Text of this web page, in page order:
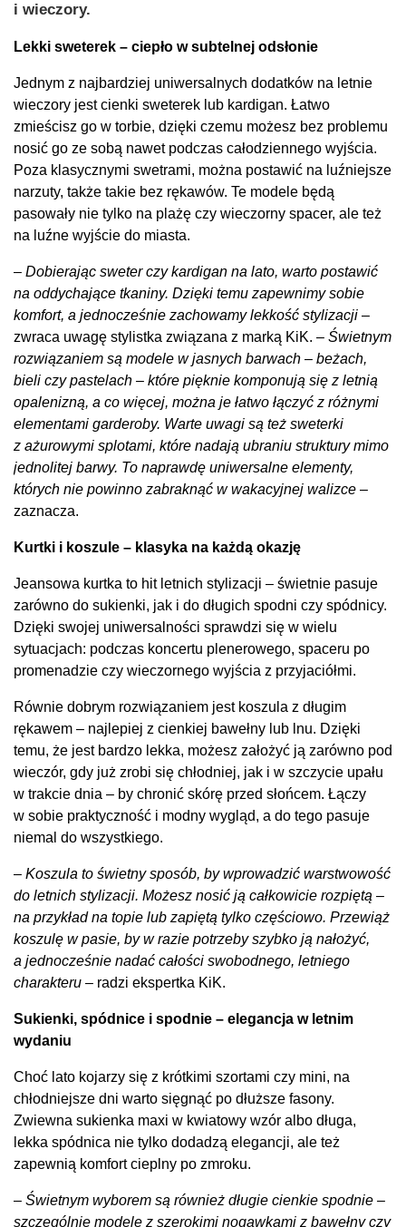
i wieczory.
Lekki sweterek – ciepło w subtelnej odsłonie
Jednym z najbardziej uniwersalnych dodatków na letnie
wieczory jest cienki sweterek lub kardigan. Łatwo
zmieścisz go w torbie, dzięki czemu możesz bez problemu
nosić go ze sobą nawet podczas całodziennego wyjścia.
Poza klasycznymi swetrami, można postawić na luźniejsze
narzuty, także takie bez rękawów. Te modele będą
pasowały nie tylko na plażę czy wieczorny spacer, ale też
na luźne wyjście do miasta.
– Dobierając sweter czy kardigan na lato, warto postawić
na oddychające tkaniny. Dzięki temu zapewnimy sobie
komfort, a jednocześnie zachowamy lekkość stylizacji –
zwraca uwagę stylistka związana z marką KiK. – Świetnym
rozwiązaniem są modele w jasnych barwach – beżach,
bieli czy pastelach – które pięknie komponują się z letnią
opalenizną, a co więcej, można je łatwo łączyć z różnymi
elementami garderoby. Warte uwagi są też sweterki
z ażurowymi splotami, które nadają ubraniu struktury mimo
jednolitej barwy. To naprawdę uniwersalne elementy,
których nie powinno zabraknąć w wakacyjnej walizce –
zaznacza.
Kurtki i koszule – klasyka na każdą okazję
Jeansowa kurtka to hit letnich stylizacji – świetnie pasuje
zarówno do sukienki, jak i do długich spodni czy spódnicy.
Dzięki swojej uniwersalności sprawdzi się w wielu
sytuacjach: podczas koncertu plenerowego, spaceru po
promenadzie czy wieczornego wyjścia z przyjaciółmi.
Równie dobrym rozwiązaniem jest koszula z długim
rękawem – najlepiej z cienkiej bawełny lub lnu. Dzięki
temu, że jest bardzo lekka, możesz założyć ją zarówno pod
wieczór, gdy już zrobi się chłodniej, jak i w szczycie upału
w trakcie dnia – by chronić skórę przed słońcem. Łączy
w sobie praktyczność i modny wygląd, a do tego pasuje
niemal do wszystkiego.
– Koszula to świetny sposób, by wprowadzić warstwowość
do letnich stylizacji. Możesz nosić ją całkowicie rozpiętą –
na przykład na topie lub zapiętą tylko częściowo. Przewiąż
koszulę w pasie, by w razie potrzeby szybko ją nałożyć,
a jednocześnie nadać całości swobodnego, letniego
charakteru – radzi ekspertka KiK.
Sukienki, spódnice i spodnie – elegancja w letnim
wydaniu
Choć lato kojarzy się z krótkimi szortami czy mini, na
chłodniejsze dni warto sięgnąć po dłuższe fasony.
Zwiewna sukienka maxi w kwiatowy wzór albo długa,
lekka spódnica nie tylko dodadzą elegancji, ale też
zapewnią komfort cieplny po zmroku.
– Świetnym wyborem są również długie cienkie spodnie –
szczególnie modele z szerokimi nogawkami z bawełny czy